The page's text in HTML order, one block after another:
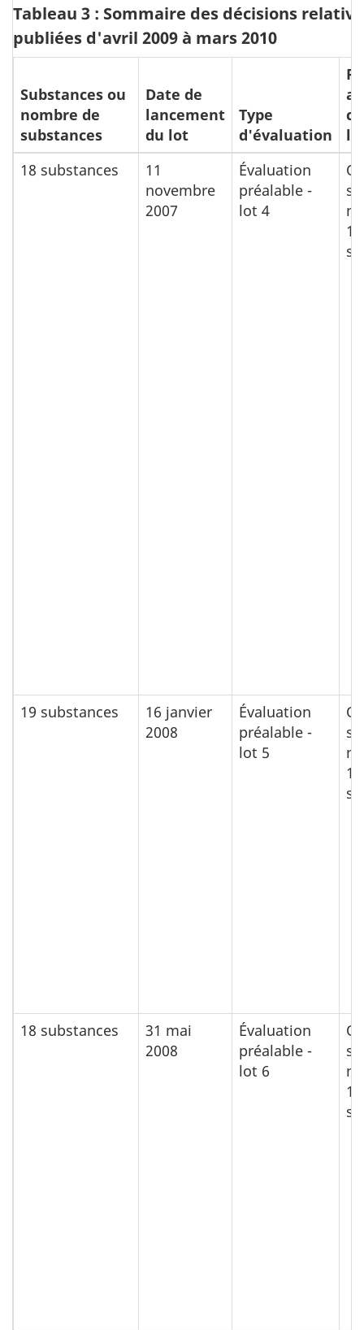
Tableau 3 : Sommaire des décisions
publiées d'avril 2009 à mars 2010
Substances ou
nombre de
substances
Date de
lancement
du lot
Type
d'évaluation
18 substances
11
novembre
2007
Évaluation
préalable -
lot 4
13
19 substances
16 janvier
2008
Évaluation
préalable -
lot 5
17
18 substances
31 mai
2008
Évaluation
préalable -
lot 6
17